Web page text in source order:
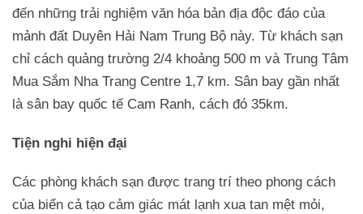
đến những trải nghiệm văn hóa bản địa độc đáo của
mảnh đất Duyên Hải Nam Trung Bộ này. Từ khách sạn
chỉ cách quảng trường 2/4 khoảng 500 m và Trung Tâm
Mua Sắm Nha Trang Centre 1,7 km. Sân bay gần nhất
là sân bay quốc tế Cam Ranh, cách đó 35km.
Tiện nghi hiện đại
Các phòng khách sạn được trang trí theo phong cách
của biển cả tạo cảm giác mát lạnh xua tan mệt mỏi,